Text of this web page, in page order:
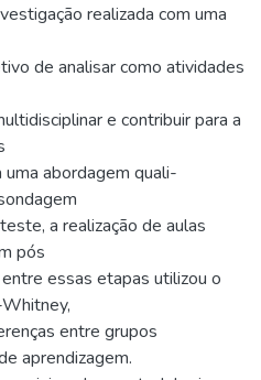
realizada com uma
de analisar como atividades
e contribuir para a
abordagem quali-
a realização de aulas
pós
essas etapas utilizou o
entre grupos
aprendizagem.